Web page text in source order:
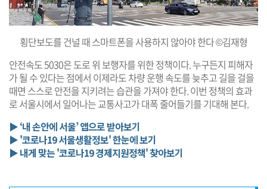
횡단보도를 건널 때 스마트폰을 사용하지 않아야 한다 ©김재형
안전속도 5030은 도로 위 보행자를 위한 정책이다. 누구든지 피해자
가 될 수 있다는 점에서 이제라도 차량 운행 속도를 늦추고 길을 걸을
때면 스스로 안전을 지키려는 습관을 가져야 한다. 이번 정책의 효과
로 서울시에서 일어나는 교통사고가 대폭 줄어들기를 기대해 본다.
▶ ‘내 손안에 서울’ 앱으로 받아보기
▶ '코로나19 서울생활정보' 한눈에 보기
▶ 내게 맞는 '코로나19 경제지원정책' 찾아보기